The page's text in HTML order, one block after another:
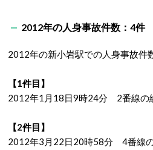
2012年の人身事故件数：4件
2012年の新小岩駅での人身事故件
【1件目】
2012年1月18日9時24分 2番線の
【2件目】
2012年3月22日20時58分 4番線